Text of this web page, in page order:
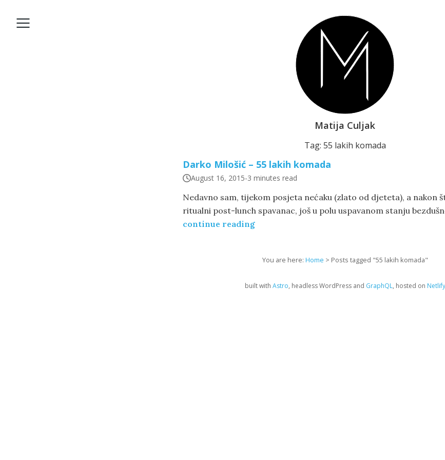
Matija Culjak
Tag: 55 lakih komada
Darko Milošić – 55 lakih komada
August 16, 2015-3 minutes read
Nedavno sam, tijekom posjeta nećaku (zlato od djeteta), a nakon
ritualni post-lunch spavanac, još u polu uspavanom stanju
continue reading
You are here: Home > Posts tagged "55 lakih komada"
built with Astro, headless WordPress and GraphQL, hosted on Netlify